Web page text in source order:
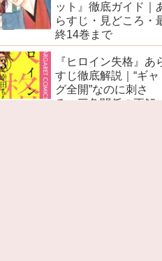
ット』徹底ガイド｜
らすじ・見どころ・
終14巻まで
『ヒロイン失格』あ
すじ徹底解説｜“ギャ
グ全開”なのに刺さ
る、三角関係の正解